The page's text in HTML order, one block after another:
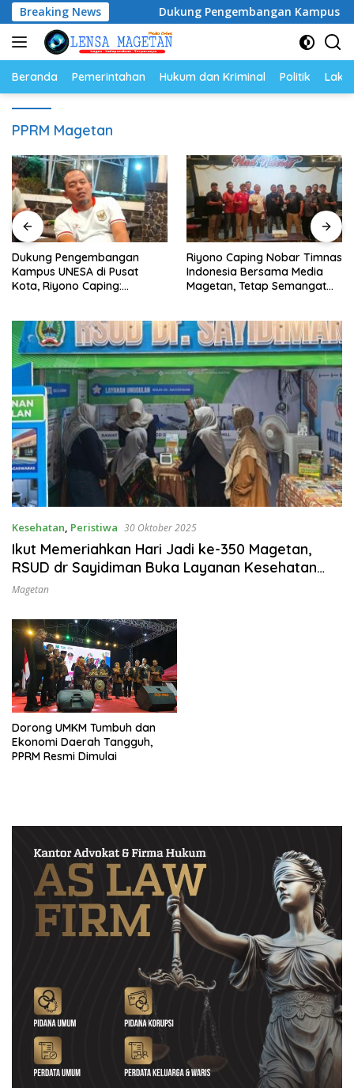
Langsung
ke
konten
Breaking News
Ayam Dukung Pengembangan Kampus UNESA
Beranda Pemerintahan Hukum dan Kriminal Politik
PPRM Magetan
Dukung Pengembangan
Kampus UNESA di Pusat
Kota, Riyono Caping:
Riyono Caping Nobar Timnas
Indonesia Bersama Media
Magetan, Tetap Semangat
Kesehatan, Peristiwa 30 Oktober 2025
Ikut Memeriahkan Hari Jadi ke-350 Magetan,
RSUD dr Sayidiman Buka Layanan Kesehatan
Gratis di PPRM
Magetan
Dorong UMKM Tumbuh dan
Ekonomi Daerah Tangguh,
PPRM Resmi Dimulai